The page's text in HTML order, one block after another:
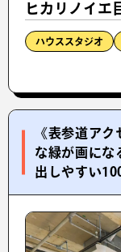
ヒカリノイエ
ハウススタジオ
《表参道ア
な緑が画にな
出しやすい